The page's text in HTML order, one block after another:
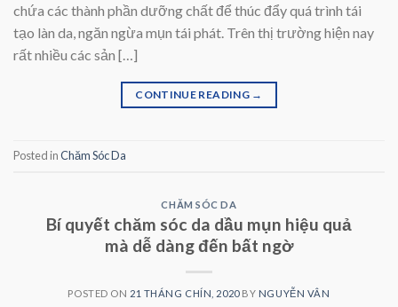
chứa các thành phần dưỡng chất để thúc đẩy quá trình tái
tạo làn da, ngăn ngừa mụn tái phát. Trên thị trường hiện nay
rất nhiều các sản […]
CONTINUE READING →
Posted inChăm Sóc Da
CHĂM SÓC DA
Bí quyết chăm sóc da dầu mụn hiệu quả
mà dễ dàng đến bất ngờ
POSTED ON 21 THÁNG CHÍN, 2020BY NGUYỄN VÂN